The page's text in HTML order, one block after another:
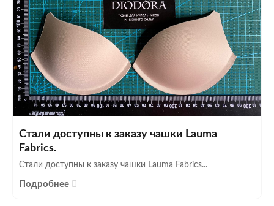
Стали доступны к заказу чашки Lauma
Fabrics.
Стали доступны к заказу чашки Lauma Fabrics...
Подробнее